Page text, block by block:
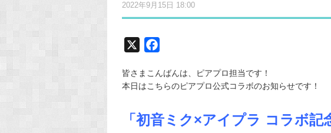
2022年9月15日 18:00
c
e
o
皆さまこんばんは、ピアプロ担当です！
本日はこちらのピアプロ公式コラボのお知らせです！
「初音ミク×アイプラ コラボ